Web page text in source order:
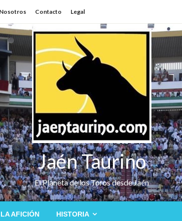
Nosotros Contacto Legal
Jaén Taurino
El Planeta de los Toros desde Jaén
LA AFICIÓN HISTORIA